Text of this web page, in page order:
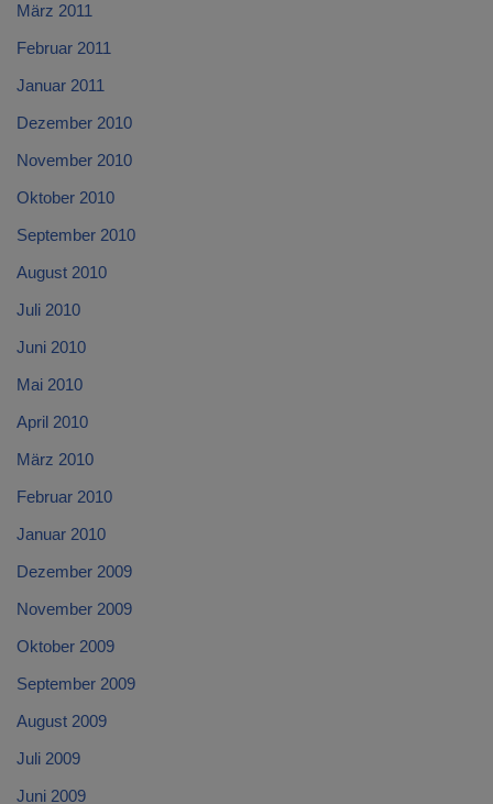
März 2011
Februar 2011
Januar 2011
Dezember 2010
November 2010
Oktober 2010
September 2010
August 2010
Juli 2010
Juni 2010
Mai 2010
April 2010
März 2010
Februar 2010
Januar 2010
Dezember 2009
November 2009
Oktober 2009
September 2009
August 2009
Juli 2009
Juni 2009